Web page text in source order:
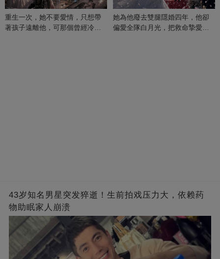
重生一次，她不要愛情，只想帶
著孩子遠離他，可那個曾經冷漠
她為他廢去雙腿隱婚四年，他卻
偏愛全隊白月光，把救命摯愛當
43岁知名男星突发猝逝！生前拍戏压力大，依赖药
物助眠家人崩溃